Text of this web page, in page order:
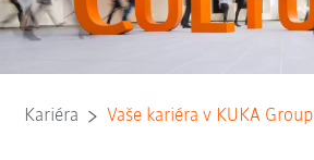
Kariéra Vaše kariéra v KUKA Group